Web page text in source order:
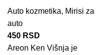
Auto kozmetika, Mirisi za
auto
450 RSD
Areon Ken Višnja je